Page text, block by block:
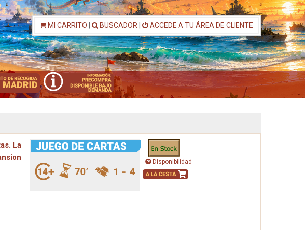
MI CARRITO BUSCADOR ACCEDE A TU ÁREA DE CLIENTE
La
Disponibilidad